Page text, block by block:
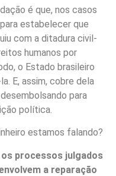
é que, nos casos
estabelecer que
com a ditadura civil-
humanos por
o Estado brasileiro
E, assim, cobre dela
para
política.
estamos falando?
processos julgados
a reparação